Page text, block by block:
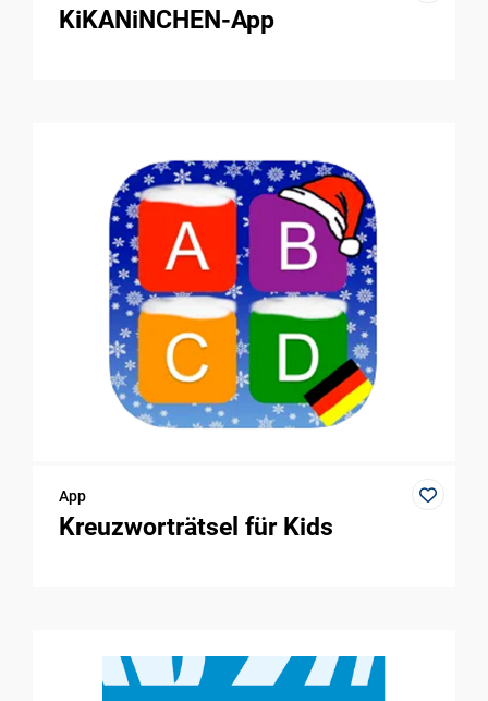
KiKANiNCHEN-App
App
Kreuzworträtsel für Kids